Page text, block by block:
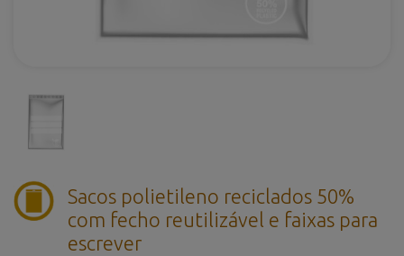
Sacos polietileno reciclados 50%
com fecho reutilizável e faixas para
escrever